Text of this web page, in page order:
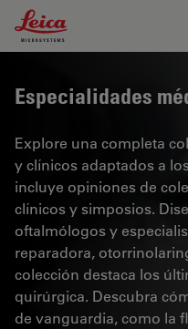
Leica Microsystems Logo
Especialidades
Explore una completa
y clínicos adaptados a
incluye opiniones de
clínicos y simposios.
oftalmólogos y
reparadora,
colección destaca los
quirúrgica. Descubra
de vanguardia, como la